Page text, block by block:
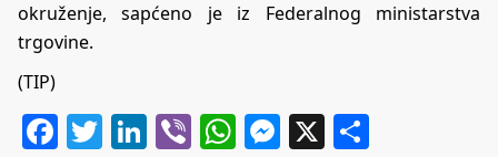
okruženje, sapćeno je iz Federalnog ministarstva
trgovine.
(TIP)
Facebook
Twitter
LinkedIn
ViberWhatsApp
Messenger
X